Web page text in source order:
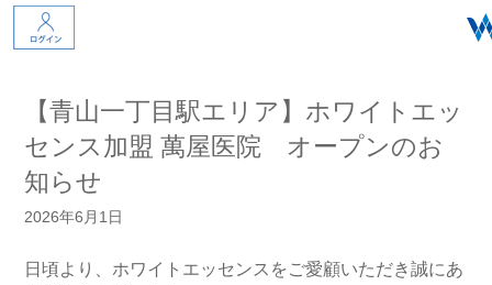
【青山一丁目駅エリア】ホワイトエッ
センス加盟 萬屋医院 オープンのお
知らせ
2026年6月1日
日頃より、ホワイトエッセンスをご愛顧いただき誠にあ